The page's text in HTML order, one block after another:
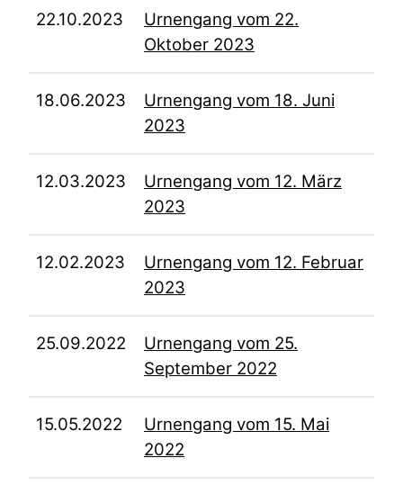
22.10.2023
Urnengang vom 22.
Oktober 2023
18.06.2023
Urnengang vom 18. Juni
2023
12.03.2023
Urnengang vom 12. März
2023
12.02.2023
Urnengang vom 12. Februar
2023
25.09.2022
Urnengang vom 25.
September 2022
15.05.2022
Urnengang vom 15. Mai
2022